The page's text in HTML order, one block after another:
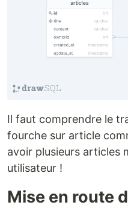
Il faut comprendre le
fourche sur article
avoir plusieurs articles
utilisateur !
Mise en route